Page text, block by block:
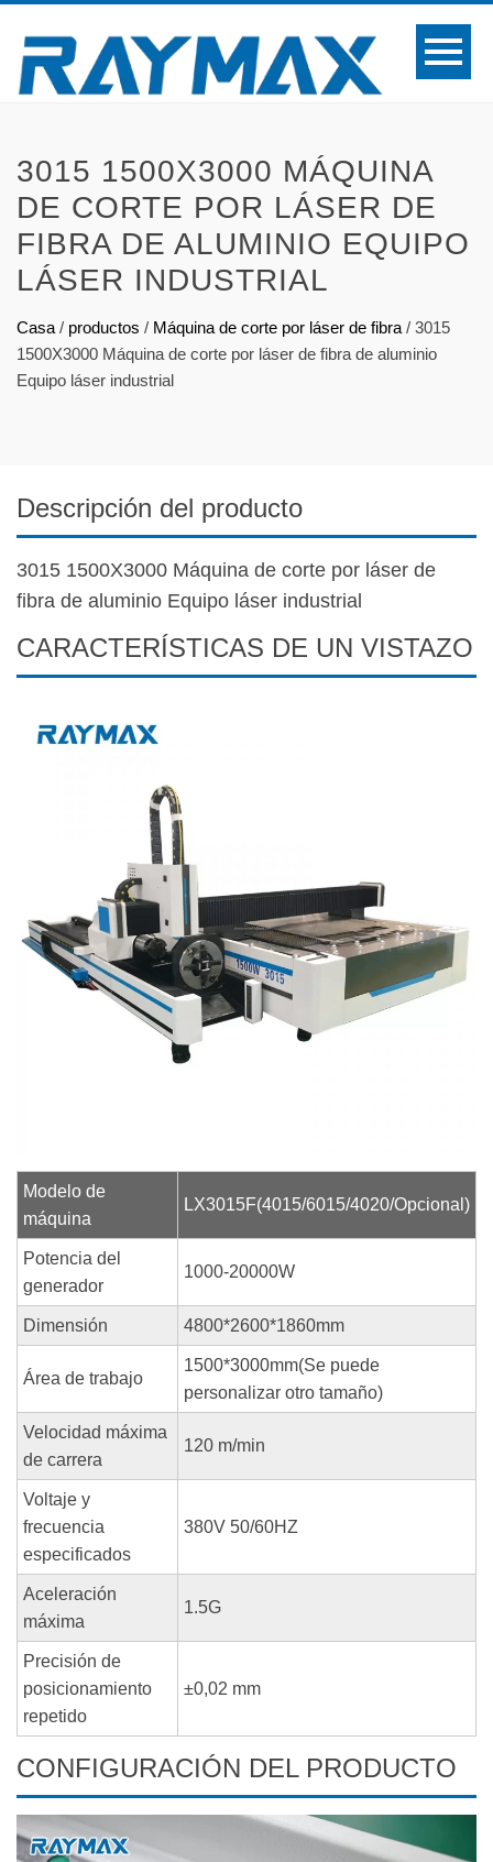
3015 1500X3000 MÁQUINA
DE CORTE POR LÁSER DE
FIBRA DE ALUMINIO EQUIPO
LÁSER INDUSTRIAL
Casa / productos / Máquina de corte por láser de fibra / 3015
1500X3000 Máquina de corte por láser de fibra de aluminio
Equipo láser industrial
Descripción del producto
3015 1500X3000 Máquina de corte por láser de
fibra de aluminio Equipo láser industrial
CARACTERÍSTICAS DE UN VISTAZO
Modelo de
máquina
LX3015F(4015/6015/4020/Opcional)
Potencia del
generador
1000-20000W
Dimensión 4800*2600*1860mm
Área de trabajo
1500*3000mm(Se puede
personalizar otro tamaño)
Velocidad máxima
de carrera
120 m/min
Voltaje y
frecuencia
especificados
380V 50/60HZ
Aceleración
máxima
1.5G
Precisión de
posicionamiento
repetido
±0,02 mm
CONFIGURACIÓN DEL PRODUCTO